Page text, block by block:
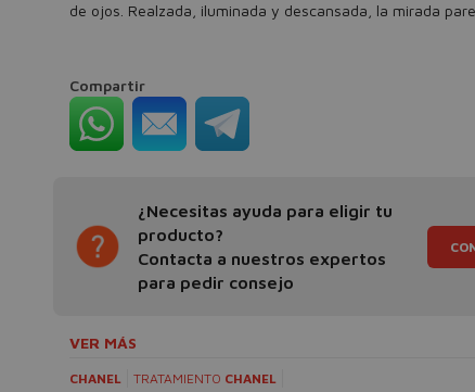
de ojos. Realzada, iluminada y descansada, la mirada
Compartir
¿Necesitas ayuda para eligir tu
producto?
Contacta a nuestros expertos
para pedir consejo
VER MÁS
CHANEL TRATAMIENTO CHANEL